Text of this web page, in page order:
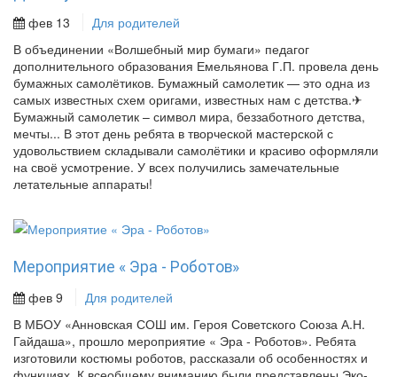
фев 13
Для родителей
В объединении «Волшебный мир бумаги» педагог
дополнительного образования Емельянова Г.П. провела день
бумажных самолётиков. Бумажный самолетик — это одна из
самых известных схем оригами, известных нам с детства.✈
Бумажный самолетик – символ мира, беззаботного детства,
мечты... В этот день ребята в творческой мастерской с
удовольствием складывали самолётики и красиво оформляли
на своё усмотрение. У всех получились замечательные
летательные аппараты!
Мероприятие « Эра - Роботов»
фев 9
Для родителей
В МБОУ «Анновская СОШ им. Героя Советского Союза А.Н.
Гайдаша», прошло мероприятие « Эра - Роботов». Ребята
изготовили костюмы роботов, рассказали об особенностях и